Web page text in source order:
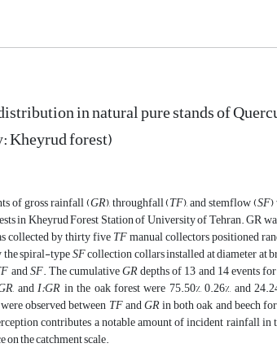
in natural pure stands of
Kheyrud forest)
of gross rainfall (GR), throughfall (TF), and stemflow (SF
in Kheyrud Forest Station of University of Tehran. GR
collected by thirty fiveTFmanual collectors positioned
the spiral-typeSFcollection collars installed at diameter at
andSF. The cumulativeGRdepths of 13 and 14 events
, andI:GRin the oak forest were 75.50%, 0.26%, and
observed between‏TFandGRin both oak and beech
contributes a notable amount of incident rainfall in
on the catchment scale.